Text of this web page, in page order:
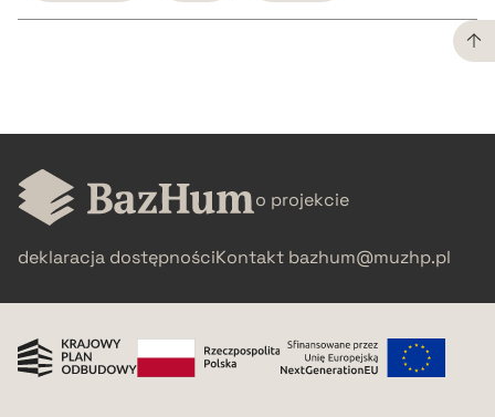
BIBTEX
o projekcie
deklaracja dostępnościKontakt bazhum@muzhp.pl